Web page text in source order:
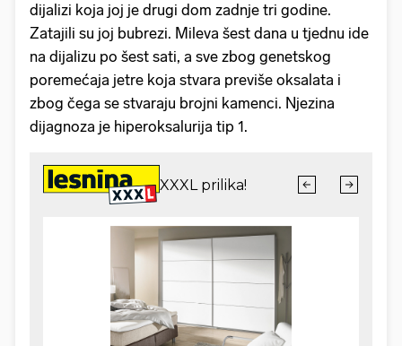
dijalizi koja joj je drugi dom zadnje tri godine.
Zatajili su joj bubrezi. Mileva šest dana u tjednu ide
na dijalizu po šest sati, a sve zbog genetskog
poremećaja jetre koja stvara previše oksalata i
zbog čega se stvaraju brojni kamenci. Njezina
dijagnoza je hiperoksalurija tip 1.